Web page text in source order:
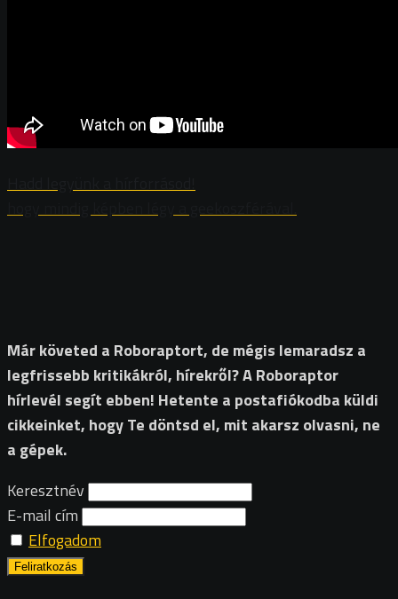
Már követed a Roboraptort, de mégis lemaradsz a
legfrissebb kritikákról, hírekről? A Roboraptor
hírlevél segít ebben! Hetente a postafiókodba küldi
cikkeinket, hogy Te döntsd el, mit akarsz olvasni, ne
a gépek.
Keresztnév
E-mail cím
Elfogadom